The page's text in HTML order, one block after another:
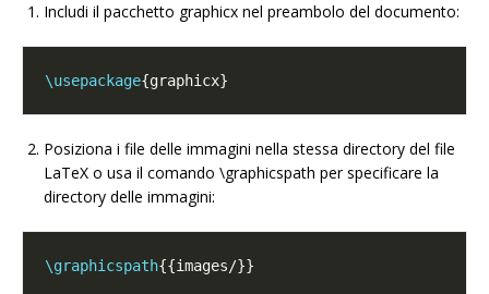
Includi il pacchetto graphicx nel preambolo del documento:
\usepackage
Posiziona i file delle immagini nella stessa directory del file
LaTeX o usa il comando \graphicspath per specificare la
directory delle immagini:
\graphicspath